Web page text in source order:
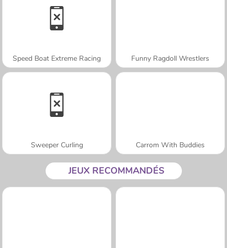
Speed Boat Extreme Racing Funny Ragdoll Wrestlers
Sweeper Curling Carrom With Buddies
JEUX RECOMMANDÉS